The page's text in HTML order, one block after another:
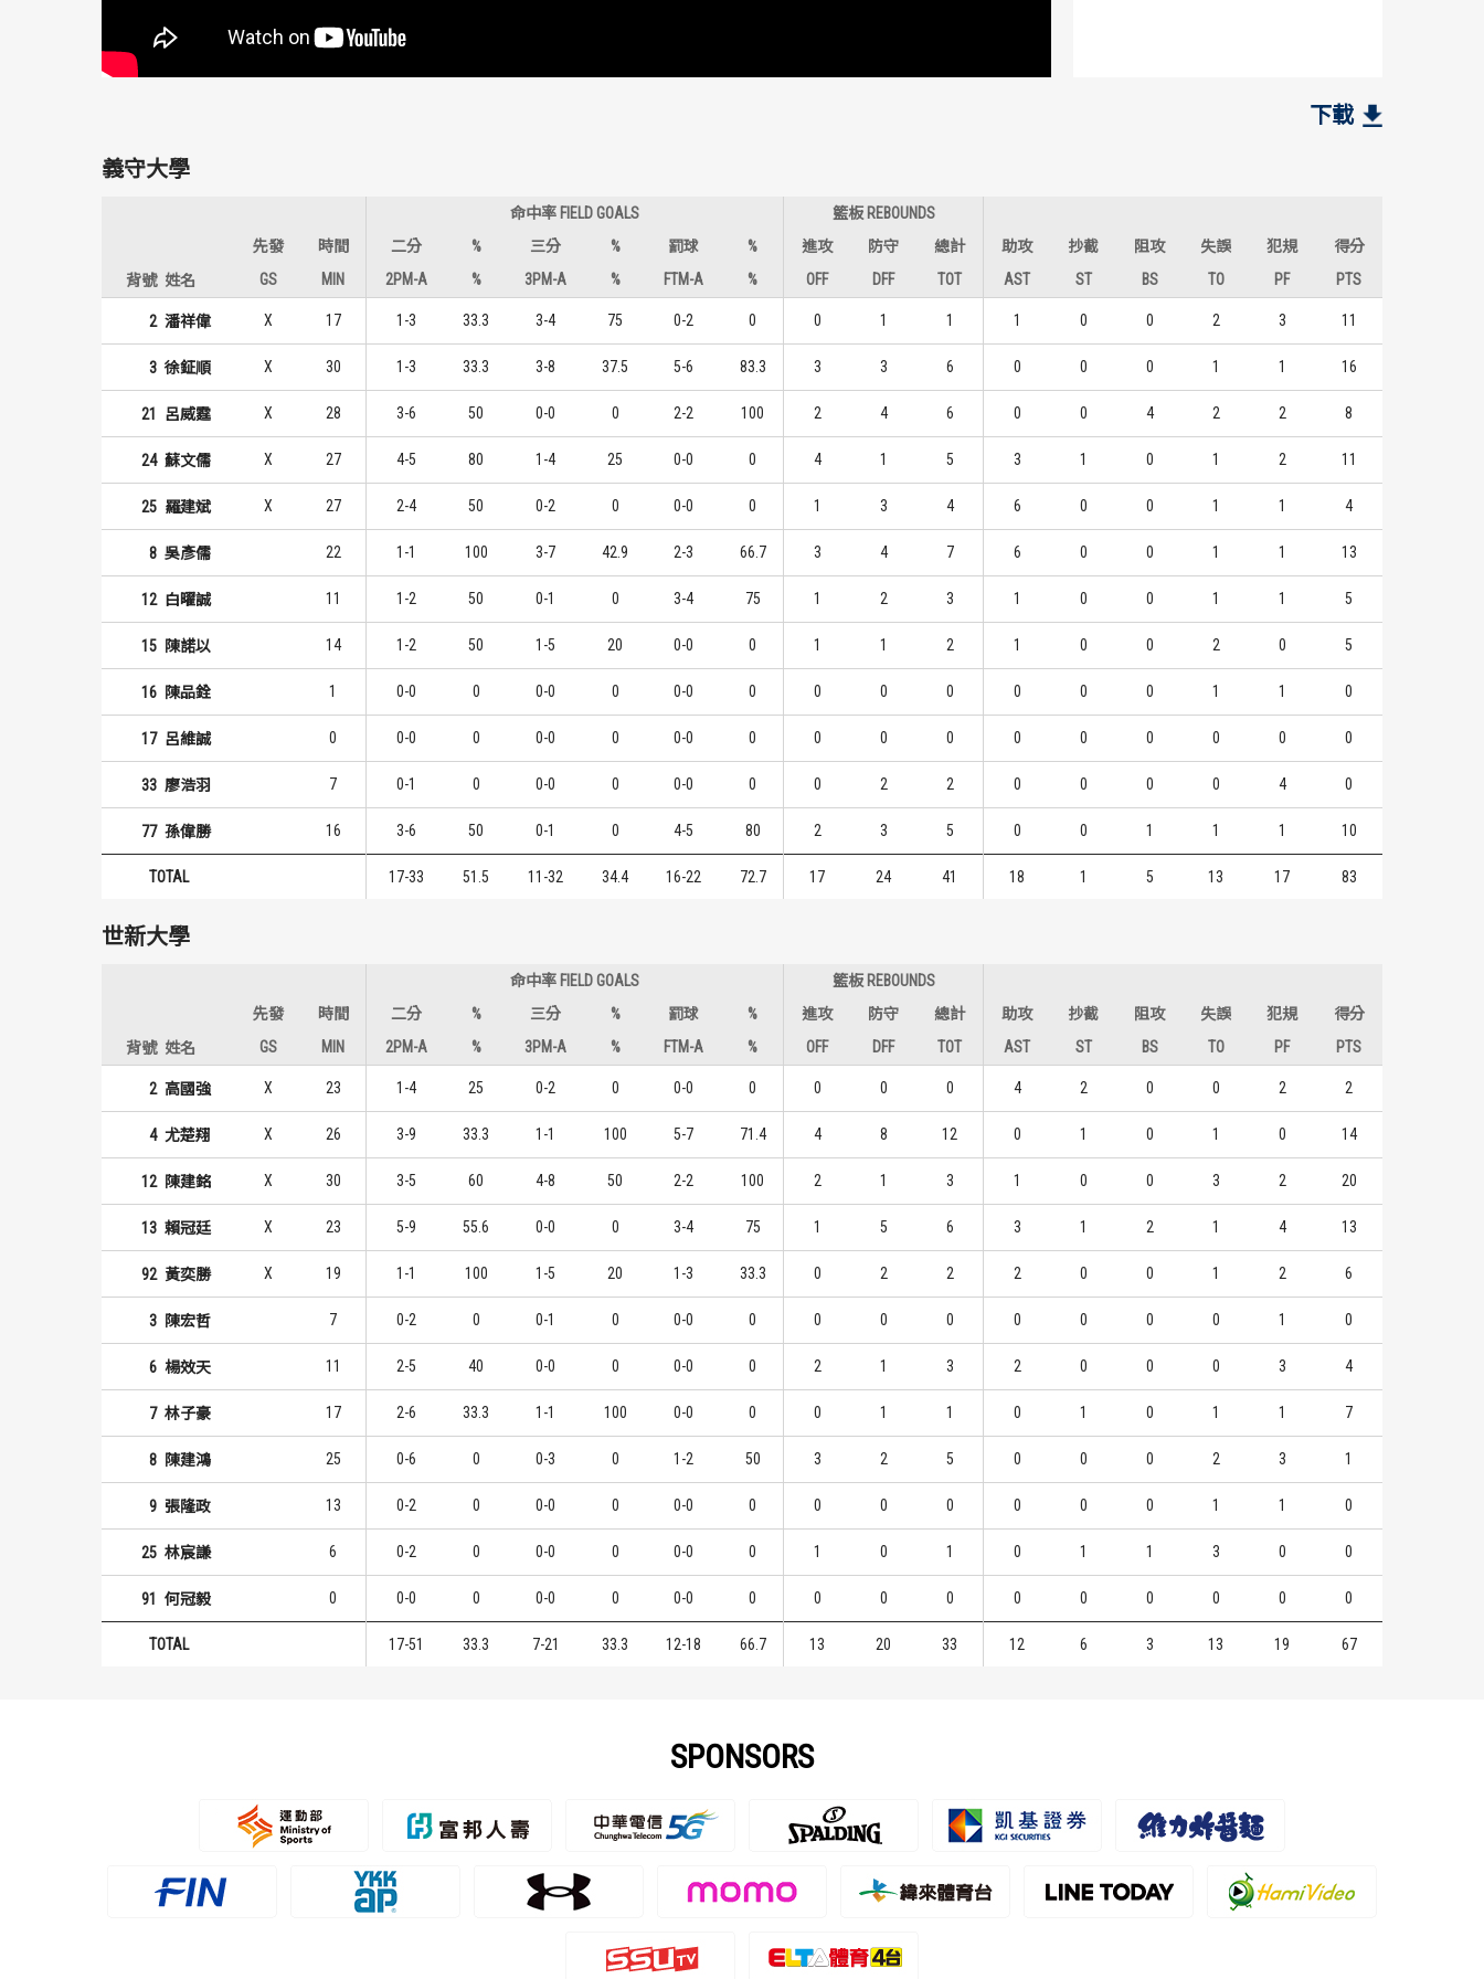
12
4
下載
義守大學
命中率 FIELD GOALS
籃板 REBOUNDS
先發
時間 二分 % 三分 % 罰球 % 進攻 防守 總計 助攻 抄截 阻攻 失誤 犯規
得分
背號 姓名 GS MIN 2PM-A % 3PM-A % FTM-A % OFF DFF TOT AST ST BS TO PF PTS
2 潘祥偉 X 17 1-3 33.3 3-4 75 0-2 0 0 1 1 1 0 0 2 3 11
3 徐鉦順 X 30 1-3 33.3 3-8 37.5 5-6 83.3 3 3 6 0 0 0 1 1 16
21 呂威霆 X 28 3-6 50 0-0 0 2-2 100 2 4 6 0 0 4 2 2 8
24 蘇文儒 X 27 4-5 80 1-4 25 0-0 0 4 1 5 3 1 0 1 2 11
25 羅建斌 X 27 2-4 50 0-2 0 0-0 0 1 3 4 6 0 0 1 1 4
8 吳彥儒 22 1-1 100 3-7 42.9 2-3 66.7 3 4 7 6 0 0 1 1 13
12 白曜誠 11 1-2 50 0-1 0 3-4 75 1 2 3 1 0 0 1 1 5
15 陳諾以 14 1-2 50 1-5 20 0-0 0 1 1 2 1 0 0 2 0 5
16 陳品銓 1 0-0 0 0-0 0 0-0 0 0 0 0 0 0 0 1 1 0
17 呂維誠 0 0-0 0 0-0 0 0-0 0 0 0 0 0 0 0 0 0 0
33 廖浩羽 7 0-1 0 0-0 0 0-0 0 0 2 2 0 0 0 0 4 0
77 孫偉勝 16 3-6 50 0-1 0 4-5 80 2 3 5 0 0 1 1 1 10
TOTAL 17-33 51.5 11-32 34.4 16-22 72.7 17 24 41 18 1 5 13 17 83
世新大學
命中率 FIELD GOALS
籃板 REBOUNDS
先發
時間 二分 % 三分 % 罰球 % 進攻 防守 總計 助攻 抄截 阻攻 失誤 犯規
得分
背號 姓名 GS MIN 2PM-A % 3PM-A % FTM-A % OFF DFF TOT AST ST BS TO PF PTS
2 高國強 X 23 1-4 25 0-2 0 0-0 0 0 0 0 4 2 0 0 2 2
4 尤楚翔 X 26 3-9 33.3 1-1 100 5-7 71.4 4 8 12 0 1 0 1 0 14
12 陳建銘 X 30 3-5 60 4-8 50 2-2 100 2 1 3 1 0 0 3 2 20
13 賴冠廷 X 23 5-9 55.6 0-0 0 3-4 75 1 5 6 3 1 2 1 4 13
92 黃奕勝 X 19 1-1 100 1-5 20 1-3 33.3 0 2 2 2 0 0 1 2 6
3 陳宏哲 7 0-2 0 0-1 0 0-0 0 0 0 0 0 0 0 0 1 0
6 楊效天 11 2-5 40 0-0 0 0-0 0 2 1 3 2 0 0 0 3 4
7 林子豪 17 2-6 33.3 1-1 100 0-0 0 0 1 1 0 1 0 1 1 7
8 陳建鴻 25 0-6 0 0-3 0 1-2 50 3 2 5 0 0 0 2 3 1
9 張隆政 13 0-2 0 0-0 0 0-0 0 0 0 0 0 0 0 1 1 0
25 林宸謙 6 0-2 0 0-0 0 0-0 0 1 0 1 0 1 1 3 0 0
91 何冠毅 0 0-0 0 0-0 0 0-0 0 0 0 0 0 0 0 0 0 0
TOTAL 17-51 33.3 7-21 33.3 12-18 66.7 13 20 33 12 6 3 13 19 67
SPONSORS